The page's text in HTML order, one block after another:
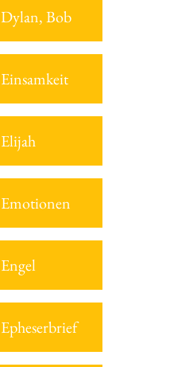
Dylan, Bob
Einsamkeit
Elijah
Emotionen
Engel
Epheserbrief